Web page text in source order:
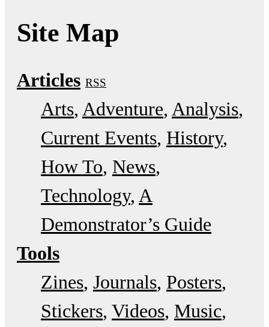
Site Map
Articles RSS
Arts Adventure Analysis
Current Events History
How To News
Technology A
Demonstrator’s Guide
Tools
Zines Journals Posters
Stickers Videos Music